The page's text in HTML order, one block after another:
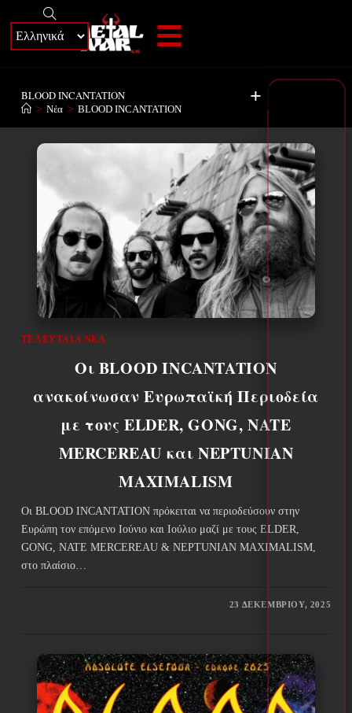
+
BLOOD INCANTATION
> Νέα > BLOOD INCANTATION
ΤΕΛΕΥΤΑΊΑ ΝΈΑ
Οι BLOOD INCANTATION
ανακοίνωσαν Ευρωπαϊκή Περιοδεία
με τους ELDER, GONG, NATE
MERCEREAU και NEPTUNIAN
MAXIMALISM
Οι BLOOD INCANTATION πρόκειται να περιοδεύσουν στην
Ευρώπη τον επόμενο Ιούνιο και Ιούλιο μαζί με τους ELDER,
GONG, NATE MERCEREAU & NEPTUNIAN MAXIMALISM,
στο πλαίσιο…
23 ΔΕΚΕΜΒΡΊΟΥ, 2025